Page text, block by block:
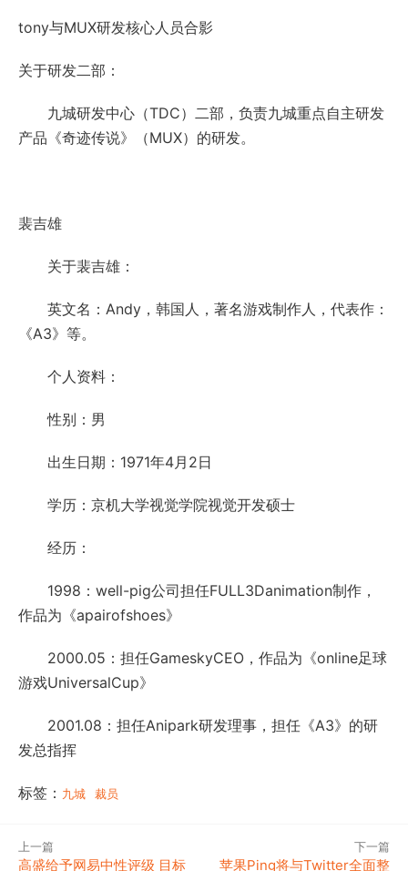
tony与MUX研发核心人员合影
关于研发二部：
九城研发中心（TDC）二部，负责九城重点自主研发
产品《奇迹传说》（MUX）的研发。
裴吉雄
关于裴吉雄：
英文名：Andy，韩国人，著名游戏制作人，代表作：
《A3》等。
个人资料：
性别：男
出生日期：1971年4月2日
学历：京机大学视觉学院视觉开发硕士
经历：
1998：well-pig公司担任FULL3Danimation制作，
作品为《apairofshoes》
2000.05：担任GameskyCEO，作品为《online足球
游戏UniversalCup》
2001.08：担任Anipark研发理事，担任《A3》的研
发总指挥
标签： 九城 裁员
上一篇
高盛给予网易中性评级 目标
下一篇
苹果Ping将与Twitter全面整